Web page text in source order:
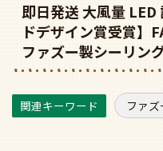
即日発送 大風量 LED
ドデザイン賞受賞】
ファズー製シーリン
ファズ